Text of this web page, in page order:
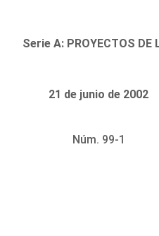
Serie A: PROYECTOS DE
21 de junio de 2002
Núm. 99-1